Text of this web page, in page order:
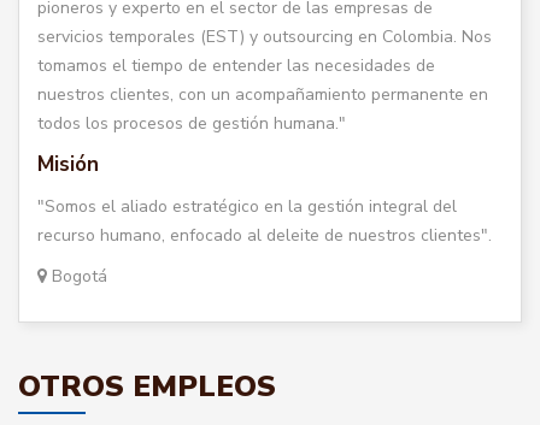
pioneros y experto en el sector de las empresas de
servicios temporales (EST) y outsourcing en Colombia. Nos
tomamos el tiempo de entender las necesidades de
nuestros clientes, con un acompañamiento permanente en
todos los procesos de gestión humana."
Misión
"Somos el aliado estratégico en la gestión integral del
recurso humano, enfocado al deleite de nuestros clientes".
Bogotá
OTROS EMPLEOS